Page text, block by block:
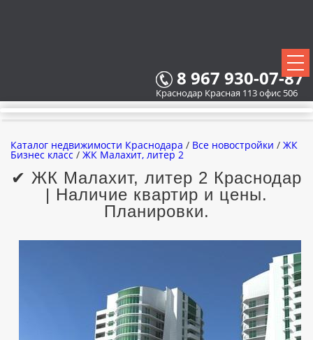
8 967 930-07-87
Краснодар Красная 113 офис 506
ВСЕ НОВОСТРОЙКИ
ВСЕ КОТТЕДЖНЫЕ ПОСЕЛКИ
Каталог недвижимости Краснодара / Все новостройки / ЖК
Бизнес класс / ЖК Малахит, литер 2
✔ ЖК Малахит, литер 2 Краснодар
| Наличие квартир и цены.
Планировки.